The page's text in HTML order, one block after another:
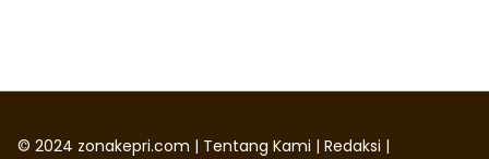
© 2024 zonakepri.com | Tentang Kami | Redaksi |